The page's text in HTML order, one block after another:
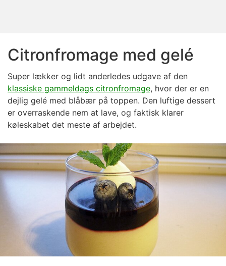
Citronfromage med gelé
Super lækker og lidt anderledes udgave af den
klassiske gammeldags citronfromage, hvor der er en
dejlig gelé med blåbær på toppen. Den luftige dessert
er overraskende nem at lave, og faktisk klarer
køleskabet det meste af arbejdet.